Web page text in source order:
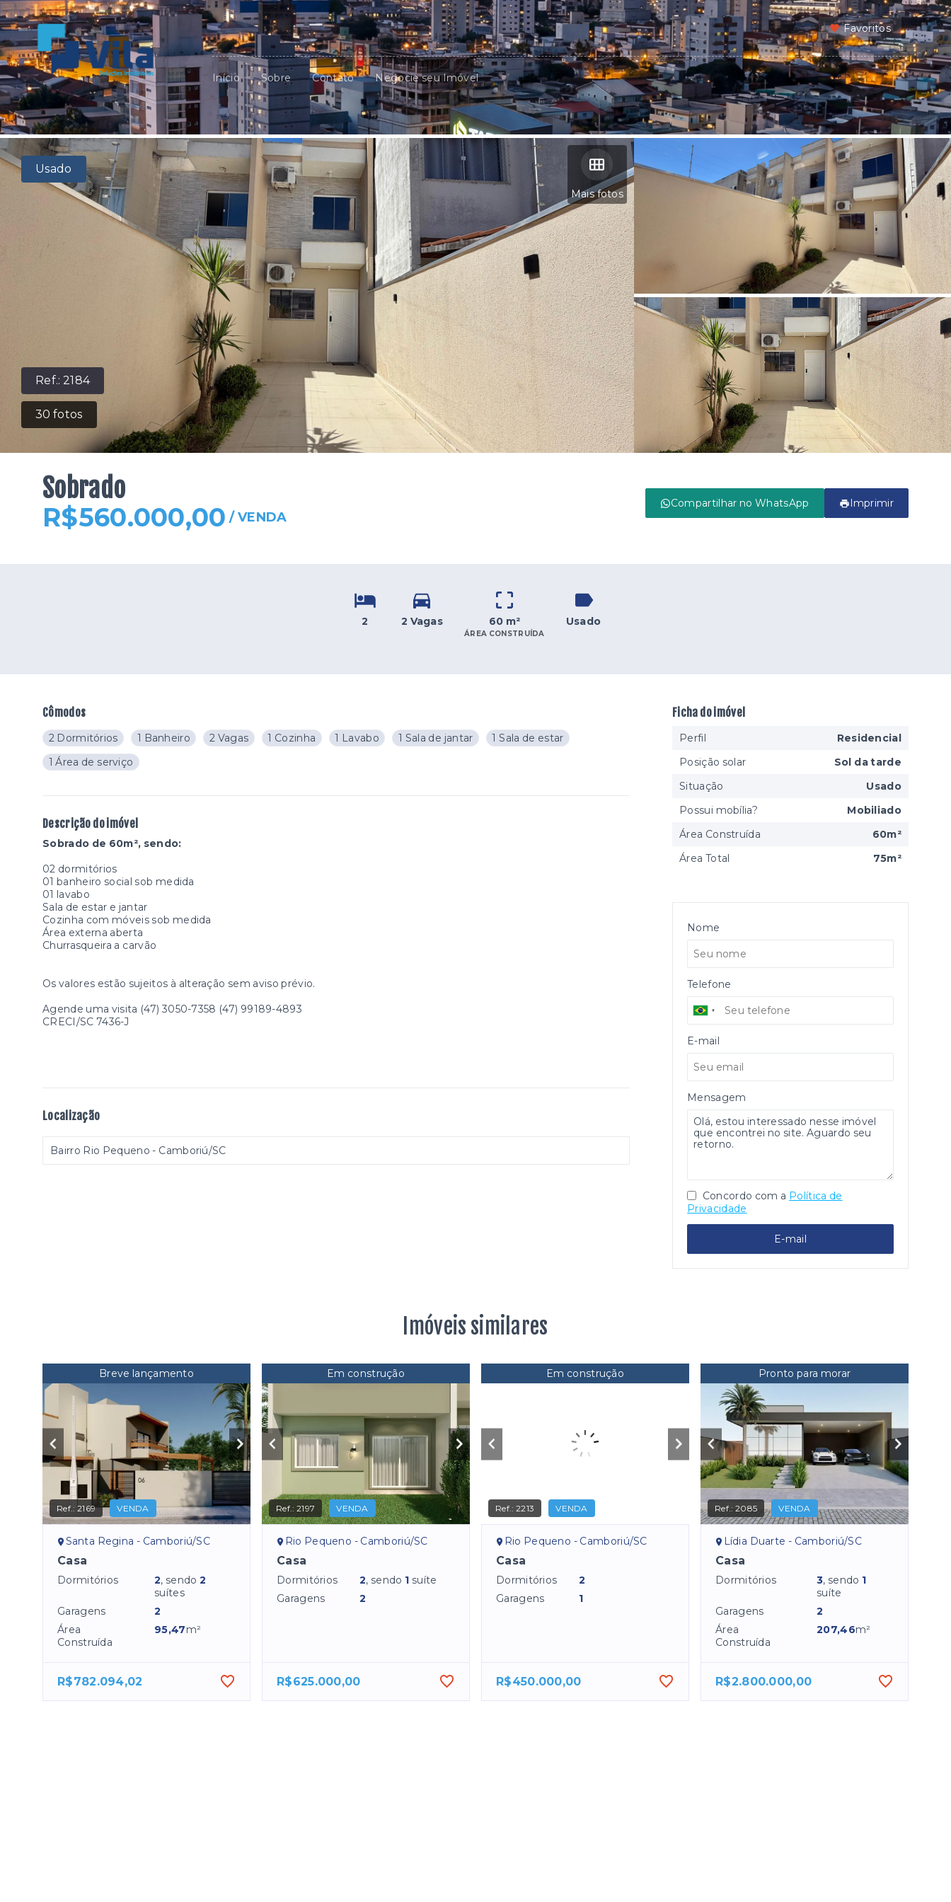
Favoritos
Início Sobre Contato Negocie seu Imóvel
Ref.: 2184
30 fotos
Mais fotos
Usado
Sobrado
R$560.000,00 /VENDA
Compartilhar no WhatsApp Imprimir
2 2 Vagas 60 m²
ÁREA CONSTRUÍDA
Usado
Cômodos
2 Dormitórios 1 Banheiro 2 Vagas 1 Cozinha 1 Lavabo 1 Sala de jantar
1 Sala de estar
1 Área de serviço
Descrição do imóvel
Sobrado de 60m², sendo:
02 dormitórios
01 banheiro social sob medida
01 lavabo
Sala de estar e jantar
Cozinha com móveis sob medida
Área externa aberta
Churrasqueira a carvão
Os valores estão sujeitos à alteração sem aviso prévio.
Agende uma visita (47) 3050-7358 (47) 99189-4893
CRECI/SC 7436-J
Localização
Bairro Rio Pequeno - Camboriú/SC
Ficha do imóvel
Perfil
Residencial
Posição solar
Sol da tarde
Situação
Usado
Possui mobília?
Mobiliado
Área Construída
60m²
Área Total
75m²
Nome
Telefone
E-mail
Mensagem
Concordo com a Política de
Privacidade
E-mail
Imóveis similares
Breve lançamento
Ref.:2169 VENDA
Santa Regina - Camboriú/SC
Casa
Dormitórios 2, sendo2
suítes
Garagens
2
Área
Construída
95,47m²
R$782.094,02
Em construção
Ref.:2197 VENDA
Rio Pequeno - Camboriú/SC
Casa
Dormitórios 2, sendo 1 suíte
Garagens
2
R$625.000,00
Em construção
Ref.:2213 VENDA
Rio Pequeno - Camboriú/SC
Casa
Dormitórios
2
Garagens
1
R$450.000,00
Pronto para morar
Ref.:2085 VENDA
Lídia Duarte - Camboriú/SC
Casa
Dormitórios 3, sendo 1
suíte
Garagens
2
Área
Construída
207,46m²
R$2.800.000,00